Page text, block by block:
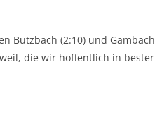
Butzbach (2:10) und Gambach
die wir hoffentlich in bester